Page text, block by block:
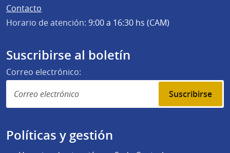
Contacto
Horario de atención: 9:00 a 16:30 hs (CAM)
Suscribirse al boletín
Correo electrónico:
Suscribirse
Políticas y gestión